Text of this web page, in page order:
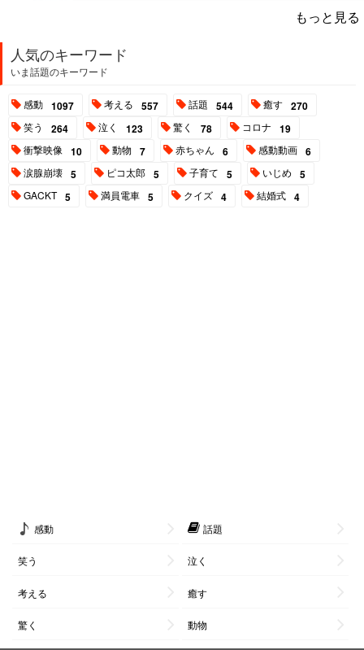
もっと見る
人気のキーワード
いま話題のキーワード
感動 1097 考える 557 話題 544 癒す 270
笑う 264 泣く 123 驚く 78 コロナ 19
衝撃映像 10 動物 7 赤ちゃん 6 感動動画 6
涙腺崩壊 5 ピコ太郎 5 子育て 5 いじめ 5
GACKT 5 満員電車 5 クイズ 4 結婚式 4
感動 話題
笑う 泣く
考える 癒す
驚く 動物